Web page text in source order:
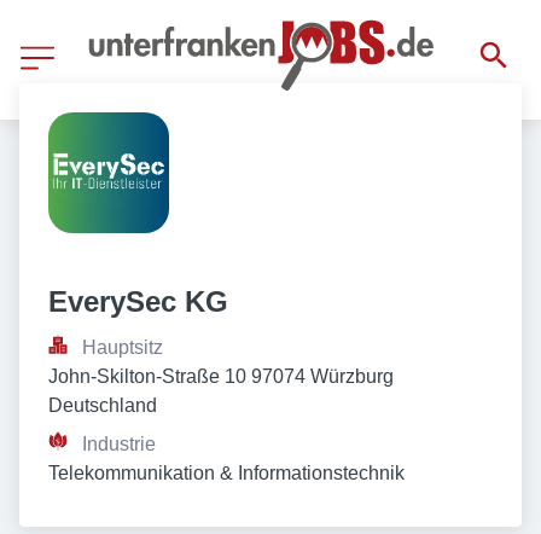
EverySec KG
Hauptsitz
John-Skilton-Straße 10 97074 Würzburg
Deutschland
Industrie
Telekommunikation & Informationstechnik